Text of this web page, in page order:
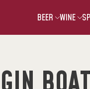
BEER WINE